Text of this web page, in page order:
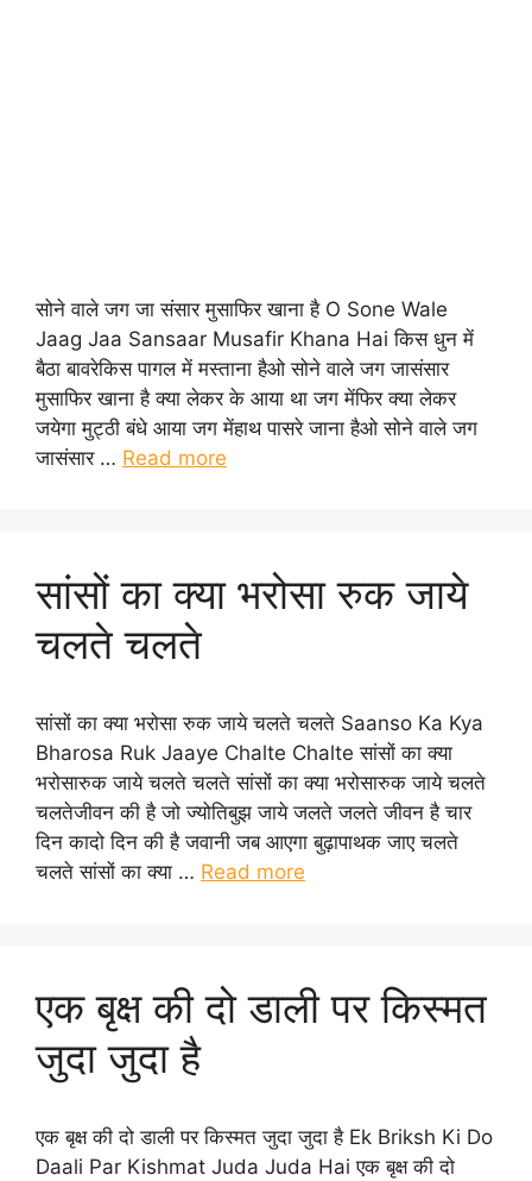
सोने वाले जग जा संसार मुसाफिर खाना है O Sone Wale
Jaag Jaa Sansaar Musafir Khana Hai किस धुन में
बैठा बावरेकिस पागल में मस्ताना हैओ सोने वाले जग जासंसार
मुसाफिर खाना है क्या लेकर के आया था जग मेंफिर क्या लेकर
जयेगा मुट्ठी बंधे आया जग मेंहाथ पासरे जाना हैओ सोने वाले जग
जासंसार … Read more
सांसों का क्या भरोसा रुक जाये
चलते चलते
सांसों का क्या भरोसा रुक जाये चलते चलते Saanso Ka Kya
Bharosa Ruk Jaaye Chalte Chalte सांसों का क्या
भरोसारुक जाये चलते चलते सांसों का क्या भरोसारुक जाये चलते
चलतेजीवन की है जो ज्योतिबुझ जाये जलते जलते जीवन है चार
दिन कादो दिन की है जवानी जब आएगा बुढ़ापाथक जाए चलते
चलते सांसों का क्या … Read more
एक बृक्ष की दो डाली पर किस्मत
जुदा जुदा है
एक बृक्ष की दो डाली पर किस्मत जुदा जुदा है Ek Briksh Ki Do
Daali Par Kishmat Juda Juda Hai एक बृक्ष की दो